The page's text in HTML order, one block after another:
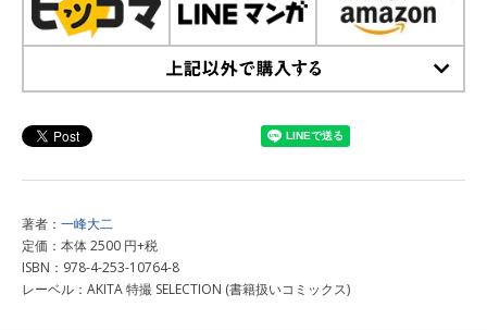
著者： 一峰大二
定価：本体 2500 円+税
ISBN：978-4-253-10764-8
レーベル：AKITA 特撮 SELECTION (書籍扱いコミックス)